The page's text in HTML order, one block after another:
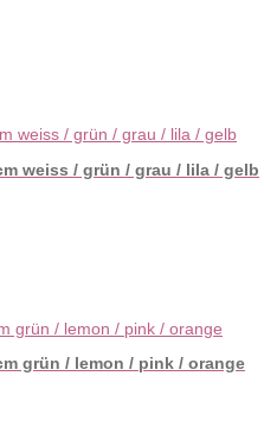
weiss / grün / grau / lila / gelb
grün / lemon / pink / orange